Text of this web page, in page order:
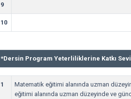
9
10
*Dersin Program Yeterliliklerine Katkı
1
Matematik eğitimi alanında uzman
eğitimi alanında uzman düzeyinde ve